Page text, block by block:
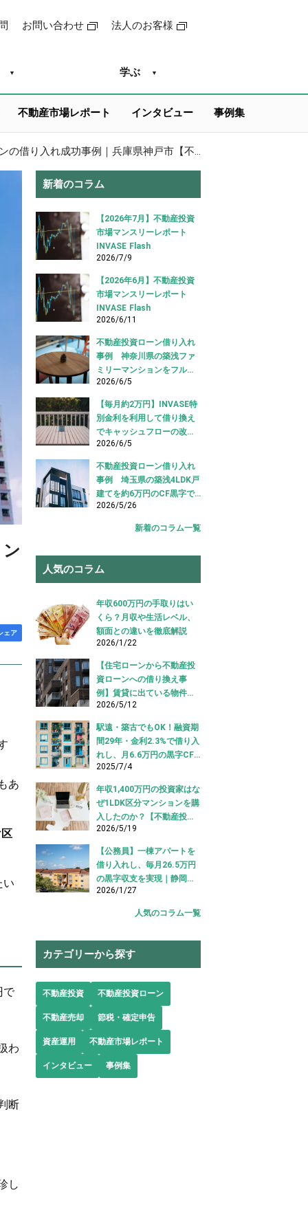
お問い合わせ 法人のお客様
学ぶ
不動産市場レポート インタビュー 事例集
【金利2.3%・空室でもOK】駅から遠いファミリー向け区分マンションの借り入れ成功事例｜兵庫県神戸市【不動産投資ローン】
ェア
あ
い
で
わ
断
し
新着のコラム
【2026年7月】不動産投資
市場マンスリーレポート
INVASE Flash
2026/7/9
【2026年6月】不動産投資
市場マンスリーレポート
INVASE Flash
2026/6/11
不動産投資ローン借り入れ
事例 神奈川県の築浅ファ
ミリーマンションをフルロ
ーンで借り入れ成功【不動
産投資ローン借り入れ事
例】
2026/6/5
【毎月約2万円】INVASE特
別金利を利用して借り換え
でキャッシュフローの改善
に成功！｜東京都江東区
【不動産投資ローン 借り換
え事例】
2026/6/5
不動産投資ローン借り入れ
事例 埼玉県の築浅4LDK戸
建てを約6万円のCF黒字で
借り入れ成功【不動産投資
ローン 借り入れ事例】
2026/5/26
新着のコラム一覧
人気のコラム
年収600万円の手取りはい
くら？月収や生活レベル、
額面との違いを徹底解説
2026/1/22
【住宅ローンから不動産投
資ローンへの借り換え事
例】賃貸に出ている物件を
適切な投資ローンへ切り替
え！
2026/5/12
駅遠・築古でもOK！融資期
間29年・金利2.3%で借り入
れし、月6.6万円の黒字CF
を実現【不動産投資ロー
ン】
2025/7/4
年収1,400万円の投資家はな
ぜ1LDK区分マンションを購
入したのか？【不動産投資
購入事例】
2026/5/19
【公務員】一棟アパートを
借り入れし、毎月26.5万円
の黒字収支を実現｜静岡県
【アパートローン 借り入れ
2026/1/27
人気のコラム一覧
カテゴリーから探す
不動産投資 不動産投資ローン
不動産売却 節税・確定申告
資産運用 不動産市場レポート
インタビュー 事例集